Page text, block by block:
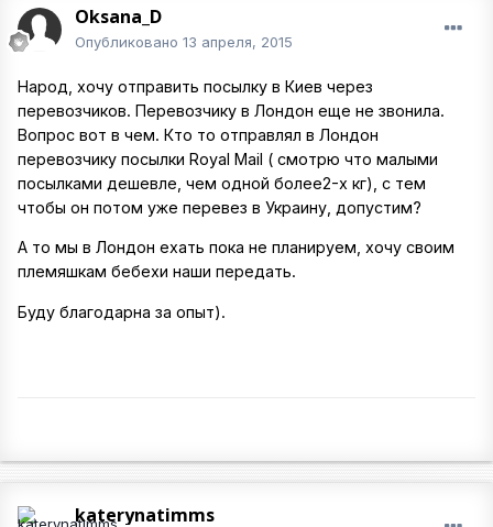
Oksana_D
Опубликовано 13 апреля, 2015
Народ, хочу отправить посылку в Киев через
перевозчиков. Перевозчику в Лондон еще не звонила.
Вопрос вот в чем. Кто то отправлял в Лондон
перевозчику посылки Royal Mail ( смотрю что малыми
посылками дешевле, чем одной более2-х кг), с тем
чтобы он потом уже перевез в Украину, допустим?
А то мы в Лондон ехать пока не планируем, хочу своим
племяшкам бебехи наши передать.
Буду благодарна за опыт).
katerynatimms